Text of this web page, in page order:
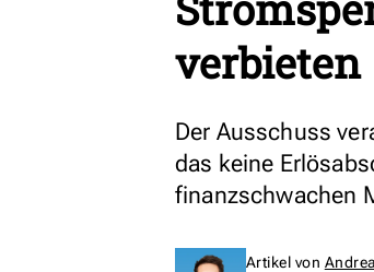
verbieten
Der Ausschuss
das keine
finanzschwachen
Artikel von